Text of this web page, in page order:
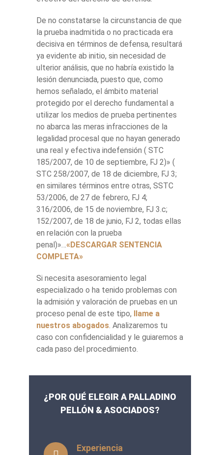
De no constatarse la circunstancia de que
la prueba inadmitida o no practicada era
decisiva en términos de defensa, resultará
ya evidente ab initio, sin necesidad de
ulterior análisis, que no habría existido la
lesión denunciada, puesto que, como
hemos señalado, el ámbito material
protegido por el derecho fundamental a
utilizar los medios de prueba pertinentes
no abarca las meras infracciones de la
legalidad procesal que no hayan generado
una real y efectiva indefensión ( STC
185/2007, de 10 de septiembre, FJ 2)» (
STC 258/2007, de 18 de diciembre, FJ 3;
en similares términos entre otras, SSTC
53/2006, de 27 de febrero, FJ 4;
316/2006, de 15 de noviembre, FJ 3.c;
152/2007, de 18 de junio, FJ 2, todas ellas
en relación con la prueba
penal)»…«DESCARGAR SENTENCIA
COMPLETA»
Si necesita asesoramiento legal
especializado o ha tenido problemas con
la admisión y valoración de pruebas en un
proceso penal de este tipo,
llame a
nuestros abogados. Analizaremos tu
caso con confidencialidad y le guiaremos a
cada paso del procedimiento.
¿POR QUÉ ELEGIR A PALLADINO
PELLÓN & ASOCIADOS?
Experiencia